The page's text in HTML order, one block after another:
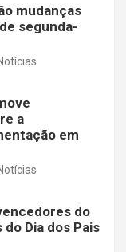
mudanças
segunda-
a
em
do
Dia dos Pais